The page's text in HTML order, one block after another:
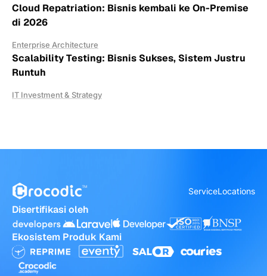
Cloud Repatriation: Bisnis kembali ke On-Premise
di 2026
Enterprise Architecture
Scalability Testing: Bisnis Sukses, Sistem Justru
Runtuh
IT Investment & Strategy
ServiceLocations
Disertifikasi oleh
Ekosistem Produk Kami